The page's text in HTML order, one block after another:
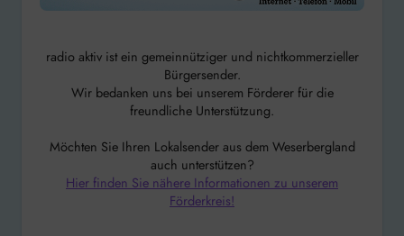
radio aktiv ist ein gemeinnütziger und nichtkommerzieller
Bürgersender.
Wir bedanken uns bei unserem Förderer für die
freundliche Unterstützung.
Möchten Sie Ihren Lokalsender aus dem Weserbergland
auch unterstützen?
Hier finden Sie nähere Informationen zu unserem
Förderkreis!